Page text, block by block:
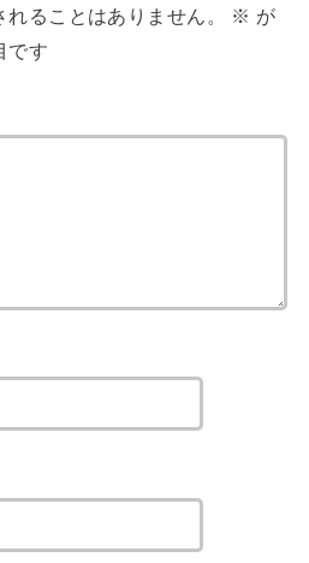
ることはありません。 ※ が
です